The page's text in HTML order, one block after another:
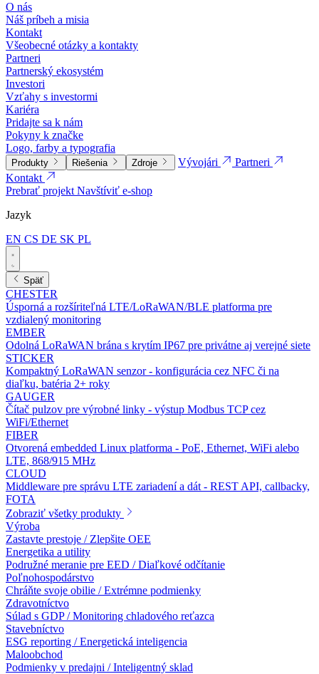
O nás
Náš príbeh a misia
Kontakt
Všeobecné otázky a kontakty
Partneri
Partnerský ekosystém
Investori
Vzťahy s investormi
Kariéra
Pridajte sa k nám
Pokyny k značke
Logo, farby a typografia
Produkty Riešenia Zdroje Vývojári
Partneri
Kontakt
Prebrať projektNavštíviť e-shop
Jazyk
EN CS DE SK PL
Späť
CHESTER
Úsporná a rozšíriteľná LTE/LoRaWAN/BLE platforma pre
vzdialený monitoring
EMBER
Odolná LoRaWAN brána s krytím IP67 pre privátne aj verejné siete
STICKER
Kompaktný LoRaWAN senzor - konfigurácia cez NFC či na
diaľku, batéria 2+ roky
GAUGER
Čítač pulzov pre výrobné linky - výstup Modbus TCP cez
WiFi/Ethernet
FIBER
Otvorená embedded Linux platforma - PoE, Ethernet, WiFi alebo
LTE, 868/915 MHz
CLOUD
Middleware pre správu LTE zariadení a dát - REST API, callbacky,
FOTA
Zobraziť všetky produkty
Výroba
Zastavte prestoje / Zlepšite OEE
Energetika a utility
Podružné meranie pre EED / Diaľkové odčítanie
Poľnohospodárstvo
Chráňte svoje obilie / Extrémne podmienky
Zdravotníctvo
Súlad s GDP / Monitoring chladového reťazca
Stavebníctvo
ESG reporting / Energetická inteligencia
Maloobchod
Podmienky v predajni / Inteligentný sklad